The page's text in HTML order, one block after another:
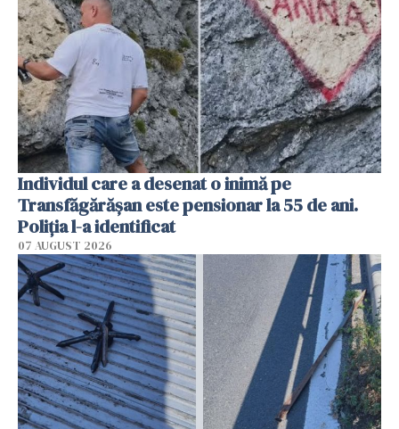
Individul care a desenat o inimă pe
Transfăgărășan este pensionar la 55 de ani.
Poliția l-a identificat
07 AUGUST 2026